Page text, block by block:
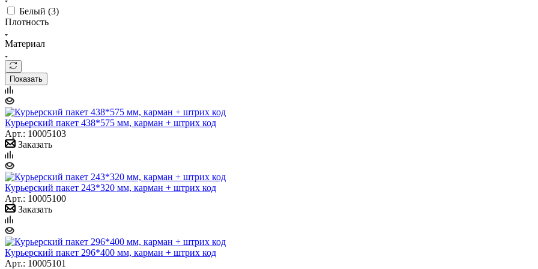
Белый (3)
Плотность
Материал
Показать
Курьерский пакет 438*575 мм, карман + штрих код
Арт.: 10005103
Заказать
Курьерский пакет 243*320 мм, карман + штрих код
Арт.: 10005100
Заказать
Курьерский пакет 296*400 мм, карман + штрих код
Арт.: 10005101